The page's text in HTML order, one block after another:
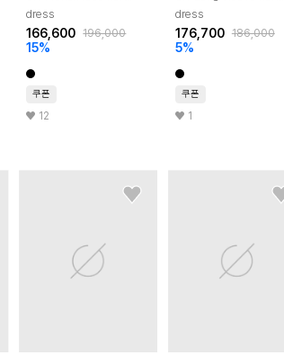
dress
166,600 196,000
15%
쿠폰
12
dress
176,700 186,000
5%
쿠폰
1